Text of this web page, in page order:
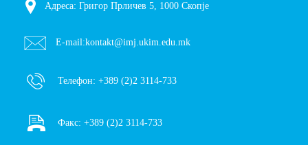
Адреса: Григор Прличев 5, 1000 Скопје
E-mail:kontakt@imj.ukim.edu.mk
Телефон: +389 (2)2 3114-733
Факс: +389 (2)2 3114-733